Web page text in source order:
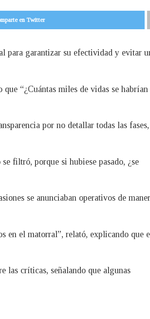
en Twitter
para garantizar su efectividad y evitar
“¿Cuántas miles de vidas se habrían
por no detallar todas las
filtró, porque si hubiese pasado, ¿se
se anunciaban operativos de
en el matorral”, relató, explicando que
las críticas, señalando que algunas